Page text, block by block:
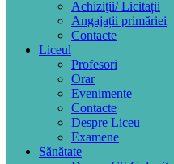
Achiziţii/ Licitații
Angajații primăriei
Contacte
Liceul
Profesori
Orar
Evenimente
Contacte
Despre Liceu
Examene
Sănătate